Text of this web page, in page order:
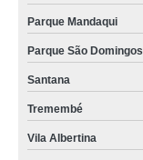
Parque Mandaqui
Parque São Domingos
Santana
Tremembé
Vila Albertina